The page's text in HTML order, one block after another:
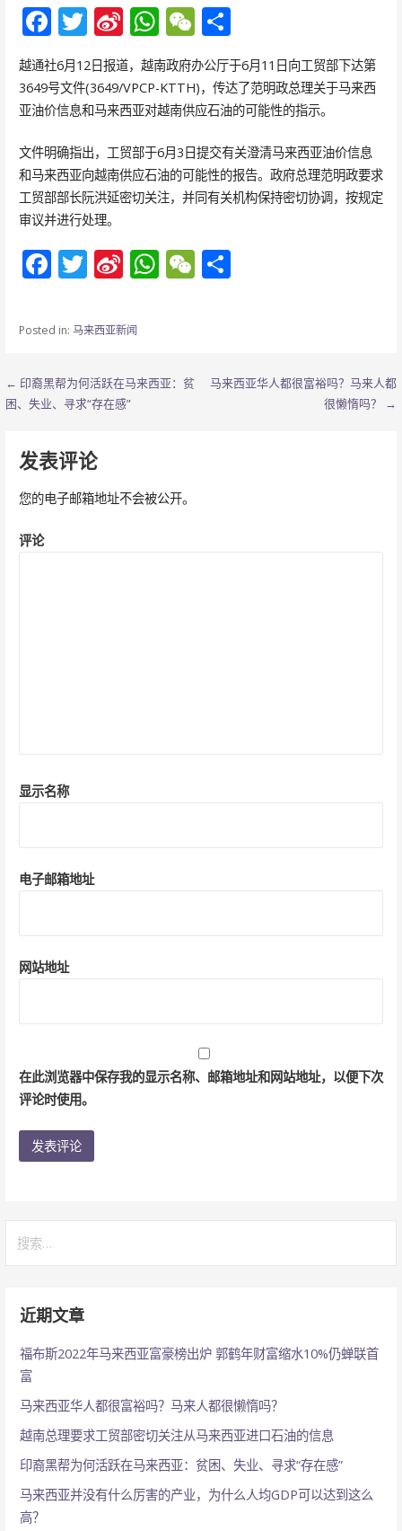
F
ac
e
b
o
o
k
T
w
itt
er
Si
n
a
W
ei
b
o
W
h
at
s
A
p
p
W
e
C
h
at
分
享
越通社6月12日报道，越南政府办公厅于6月11日向工贸部下达第
3649号文件(3649/VPCP-KTTH)，传达了范明政总理关于马来西
亚油价信息和马来西亚对越南供应石油的可能性的指示。
文件明确指出，工贸部于6月3日提交有关澄清马来西亚油价信息
和马来西亚向越南供应石油的可能性的报告。政府总理范明政要求
工贸部部长阮洪延密切关注，并同有关机构保持密切协调，按规定
审议并进行处理。
F
e
o
o
T
itt
Si
a
ei
b
W
A
W
at
分
Posted in: 马来西亚新闻
文
章
导
航
← 印裔黑帮为何活跃在马来西亚：贫
困、失业、寻求“存在感”
马来西亚华人都很富裕吗？马来人都
很懒惰吗？ →
发表评论
您的电子邮箱地址不会被公开。
评论
显示名称
电子邮箱地址
网站地址
在此浏览器中保存我的显示名称、邮箱地址和网站地址，以便下次
评论时使用。
索：
近期文章
福布斯2022年马来西亚富豪榜出炉 郭鹤年财富缩水10%仍蝉联首
富
马来西亚华人都很富裕吗？马来人都很懒惰吗？
越南总理要求工贸部密切关注从马来西亚进口石油的信息
印裔黑帮为何活跃在马来西亚：贫困、失业、寻求“存在感”
马来西亚并没有什么厉害的产业，为什么人均GDP可以达到这么
高？